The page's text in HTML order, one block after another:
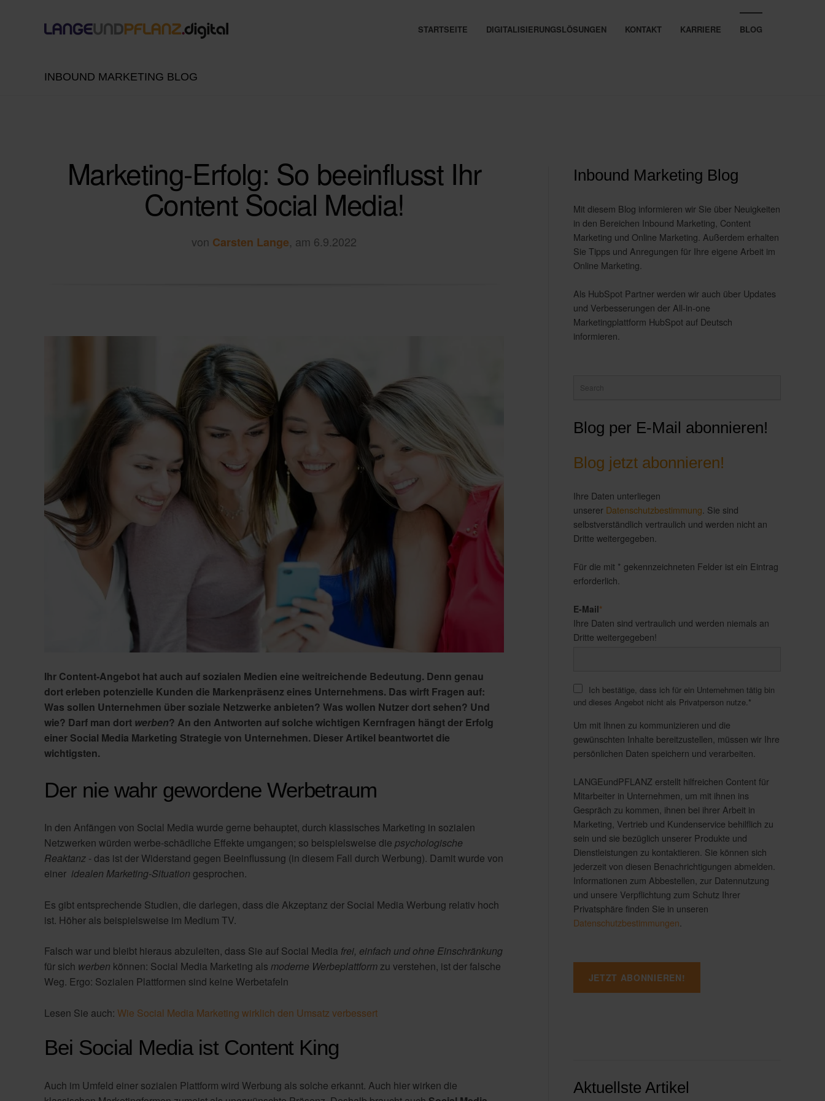
STARTSEITE DIGITALISIERUNGSLÖSUNGEN KONTAKT KARRIERE BLOG
INBOUND MARKETING BLOG
Marketing-Erfolg: So beeinflusst Ihr
Content Social Media!
von Carsten Lange, am 6.9.2022
Ihr Content-Angebot hat auch auf sozialen Medien eine weitreichende Bedeutung. Denn genau
dort erleben potenzielle Kunden die Markenpräsenz eines Unternehmens. Das wirft Fragen auf:
Was sollen Unternehmen über soziale Netzwerke anbieten? Was wollen Nutzer dort sehen? Und
wie? Darf man dort werben? An den Antworten auf solche wichtigen Kernfragen hängt der Erfolg
einer Social Media Marketing Strategie von Unternehmen. Dieser Artikel beantwortet die
wichtigsten.
Der nie wahr gewordene Werbetraum
In den Anfängen von Social Media wurde gerne behauptet, durch klassisches Marketing in sozialen
Netzwerken würden werbe-schädliche Effekte umgangen; so beispielsweise die psychologische
Reaktanz - das ist der Widerstand gegen Beeinflussung (in diesem Fall durch Werbung). Damit wurde von
einer idealen Marketing-Situation gesprochen.
Es gibt entsprechende Studien, die darlegen, dass die Akzeptanz der Social Media Werbung relativ hoch
ist. Höher als beispielsweise im Medium TV.
Falsch war und bleibt hieraus abzuleiten, dass Sie auf Social Media frei, einfach und ohne Einschränkung
für sich werben können: Social Media Marketing als moderne Werbeplattformzu verstehen, ist der falsche
Weg. Ergo: Sozialen Plattformen sind keine Werbetafeln
Lesen Sie auch: Wie Social Media Marketing wirklich den Umsatz verbessert
Bei Social Media ist Content King
Auch im Umfeld einer sozialen Plattform wird Werbung als solche erkannt. Auch hier wirken die
Inbound Marketing Blog
Mit diesem Blog informieren wir Sie über Neuigkeiten
in den Bereichen Inbound Marketing, Content
Marketing und Online Marketing. Außerdem erhalten
Sie Tipps und Anregungen für Ihre eigene Arbeit im
Online Marketing.
Als HubSpot Partner werden wir auch über Updates
und Verbesserungen der All-in-one
Marketingplattform HubSpot auf Deutsch
informieren.
Blog per E-Mail abonnieren!
Blog jetzt abonnieren!
Ihre Daten unterliegen
unserer Datenschutzbestimmung. Sie sind
selbstverständlich vertraulich und werden nicht an
Dritte weitergegeben.
Für die mit * gekennzeichneten Felder ist ein Eintrag
erforderlich.
E-Mail*
Ihre Daten sind vertraulich und werden niemals an
Dritte weitergegeben!
Ich bestätige, dass ich für ein Unternehmen tätig bin
und dieses Angebot nicht als Privatperson nutze.*
Um mit Ihnen zu kommunizieren und die
gewünschten Inhalte bereitzustellen, müssen wir Ihre
persönlichen Daten speichern und verarbeiten.
LANGEundPFLANZ erstellt hilfreichen Content für
Mitarbeiter in Unternehmen, um mit ihnen ins
Gespräch zu kommen, ihnen bei ihrer Arbeit in
Marketing, Vertrieb und Kundenservice behilflich zu
sein und sie bezüglich unserer Produkte und
Dienstleistungen zu kontaktieren. Sie können sich
jederzeit von diesen Benachrichtigungen abmelden.
Informationen zum Abbestellen, zur Datennutzung
und unsere Verpflichtung zum Schutz Ihrer
Privatsphäre finden Sie in unseren
Datenschutzbestimmungen.
Aktuellste Artikel